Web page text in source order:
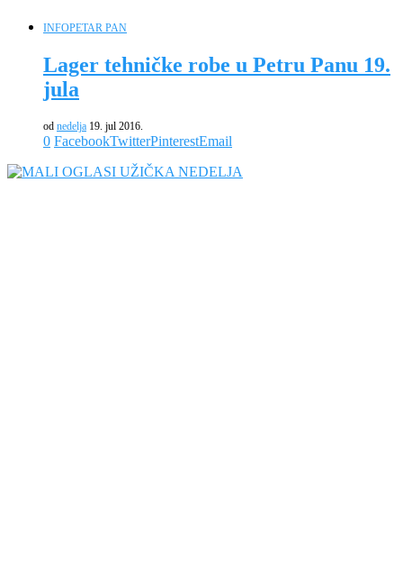
INFOPETAR PAN
Lager tehničke robe u Petru Panu 19.
jula
od nedelja 19. jul 2016.
0 FacebookTwitterPinterestEmail